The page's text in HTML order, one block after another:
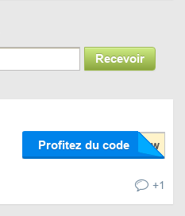
Recevoir
Profitez du code
+1